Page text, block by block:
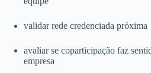
validar rede credenciada próxima
avaliar se coparticipação faz
empresa